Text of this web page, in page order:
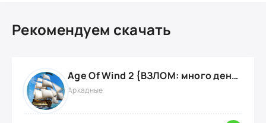
Рекомендуем скачать
Age Of Wind 2 {ВЗЛОМ: много денег}
Аркадные